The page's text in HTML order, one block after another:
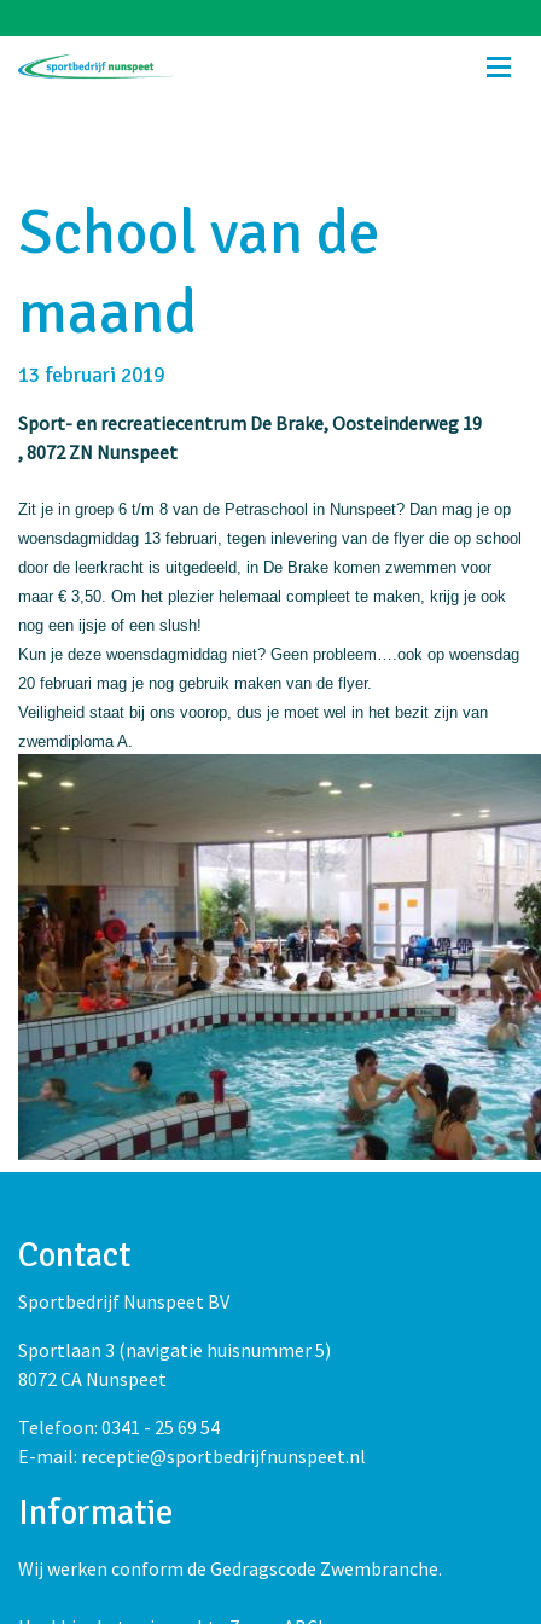
School van de
maand
13 februari 2019
Sport- en recreatiecentrum De Brake, Oosteinderweg 19
, 8072 ZN Nunspeet
Zit je in groep 6 t/m 8 van de Petraschool in Nunspeet? Dan mag je op
woensdagmiddag 13 februari, tegen inlevering van de flyer die op school
door de leerkracht is uitgedeeld, in De Brake komen zwemmen voor
maar € 3,50. Om het plezier helemaal compleet te maken, krijg je ook
nog een ijsje of een slush!
Kun je deze woensdagmiddag niet? Geen probleem….ook op woensdag
20 februari mag je nog gebruik maken van de flyer.
Veiligheid staat bij ons voorop, dus je moet wel in het bezit zijn van
zwemdiploma A.
Contact
Sportbedrijf Nunspeet BV
Sportlaan 3 (navigatie huisnummer 5)
8072 CA Nunspeet
Telefoon: 0341 - 25 69 54
E-mail: receptie@sportbedrijfnunspeet.nl
Informatie
Wij werken conform de Gedragscode Zwembranche.